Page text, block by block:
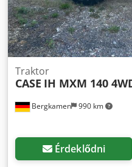
kg Hasznos teher: 1540 kg
kg Műszaki állapot: nagyon
Sorozatszám:
forduljon Gerrit
Bergkamen 990 km
Traktor
CASE IH MXM 140
Érdeklődni